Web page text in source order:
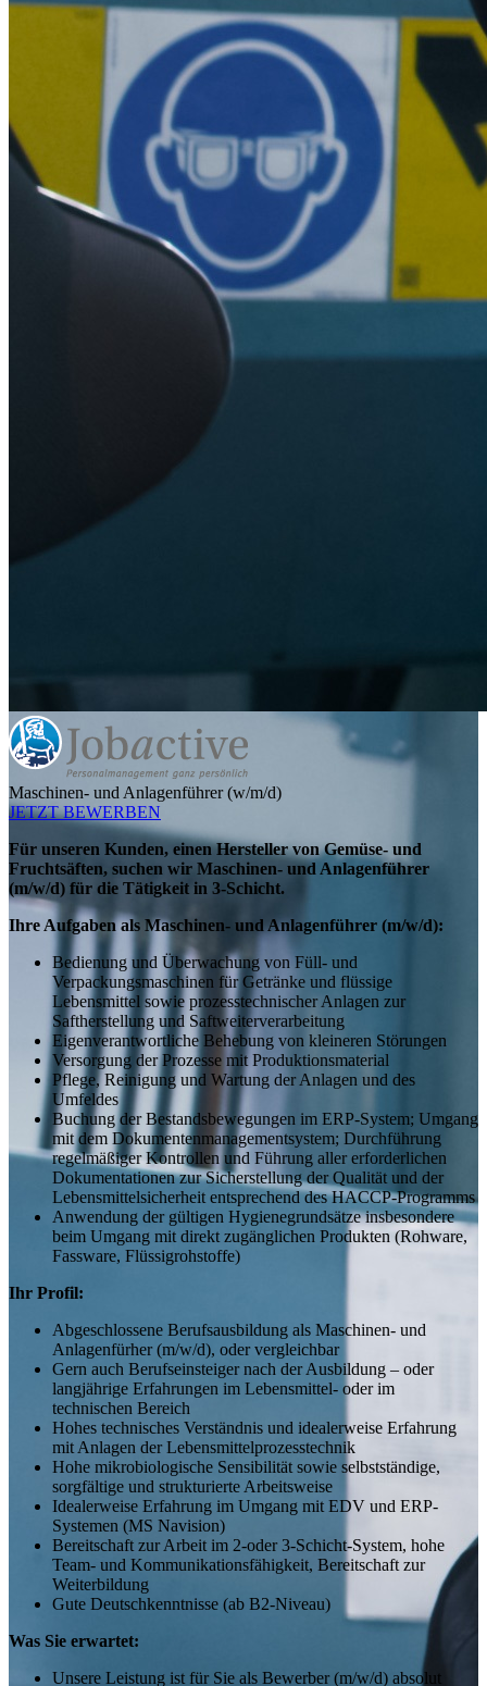
Maschinen- und Anlagenführer (w/m/d)
JETZT BEWERBEN
Für unseren Kunden, einen Hersteller von Gemüse- und
Fruchtsäften, suchen wir Maschinen- und Anlagenführer
(m/w/d) für die Tätigkeit in 3-Schicht.
Ihre Aufgaben als Maschinen- und Anlagenführer (m/w/d):
Bedienung und Überwachung von Füll- und
Verpackungsmaschinen für Getränke und flüssige
Lebensmittel sowie prozesstechnischer Anlagen zur
Saftherstellung und Saftweiterverarbeitung
Eigenverantwortliche Behebung von kleineren Störungen
Versorgung der Prozesse mit Produktionsmaterial
Pflege, Reinigung und Wartung der Anlagen und des
Umfeldes
Buchung der Bestandsbewegungen im ERP-System; Umgang
mit dem Dokumentenmanagementsystem; Durchführung
regelmäßiger Kontrollen und Führung aller erforderlichen
Dokumentationen zur Sicherstellung der Qualität und der
Lebensmittelsicherheit entsprechend des HACCP-Programms
Anwendung der gültigen Hygienegrundsätze insbesondere
beim Umgang mit direkt zugänglichen Produkten (Rohware,
Fassware, Flüssigrohstoffe)
Ihr Profil:
Abgeschlossene Berufsausbildung als Maschinen- und
Anlagenfürher (m/w/d), oder vergleichbar
Gern auch Berufseinsteiger nach der Ausbildung – oder
langjährige Erfahrungen im Lebensmittel- oder im
technischen Bereich
Hohes technisches Verständnis und idealerweise Erfahrung
mit Anlagen der Lebensmittelprozesstechnik
Hohe mikrobiologische Sensibilität sowie selbstständige,
sorgfältige und strukturierte Arbeitsweise
Idealerweise Erfahrung im Umgang mit EDV und ERP-
Systemen (MS Navision)
Bereitschaft zur Arbeit im 2-oder 3-Schicht-System, hohe
Team- und Kommunikationsfähigkeit, Bereitschaft zur
Weiterbildung
Gute Deutschkenntnisse (ab B2-Niveau)
Was Sie erwartet:
Unsere Leistung ist für Sie als Bewerber (m/w/d) absolut